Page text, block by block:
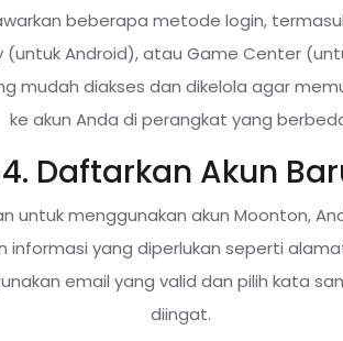
beberapa metode login,
(untuk Android), atau Game Center
mudah diakses dan dikelola agar
ke akun Anda di perangkat yang
4. Daftarkan Akun
untuk menggunakan akun Moonton,
yang diperlukan seperti
email yang valid dan pilih kata
diingat.